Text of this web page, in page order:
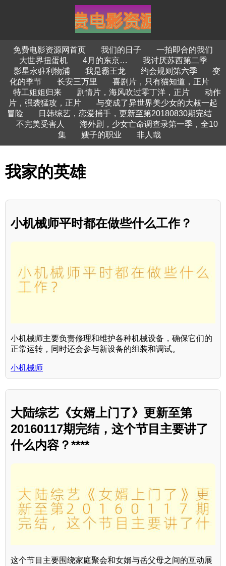
免费电影资源网首页 我们的日子
一拍即合的我们
大世界扭蛋机
4月的东京…
我讨厌苏西第二季
影星永驻利物浦
我是霸王龙 约会规则第六季
变
化的季节
长安三万里
喜剧片，只有猫知道，正片
特工姐姐归来
剧情片，海风吹过零丁洋，正片
动作
片，强袭猛攻，正片
与变成了异世界美少女的大叔一起
冒险
日韩综艺，恋爱捕手，更新至第20180830期完结
不完美受害人
海外剧，少女亡命调查录第一季，全10
集
嫂子的职业 非人哉
我家的英雄
小机械师平时都在做些什么工作？
小机械师主要负责修理和维护各种机械设备，确保它们的
正常运转，同时还会参与新设备的组装和调试。
小机械师
大陆综艺《女婿上门了》更新至第
20160117期完结，这个节目主要讲了
什么内容？****
这个节目主要围绕家庭聚会和女婿与岳父母之间的互动展